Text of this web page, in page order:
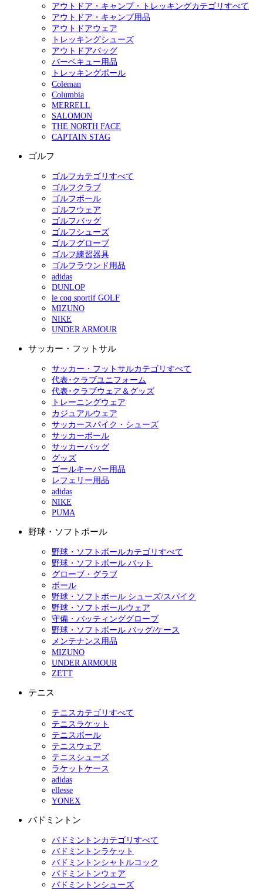
アウトドア・キャンプ・トレッキングカテゴリすべて
アウトドア・キャンプ用品
アウトドアウェア
トレッキングシューズ
アウトドアバッグ
バーベキュー用品
トレッキングポール
Coleman
Columbia
MERRELL
SALOMON
THE NORTH FACE
CAPTAIN STAG
ゴルフ
ゴルフカテゴリすべて
ゴルフクラブ
ゴルフボール
ゴルフウェア
ゴルフバッグ
ゴルフシューズ
ゴルフグローブ
ゴルフ練習器具
ゴルフラウンド用品
adidas
DUNLOP
le coq sportif GOLF
MIZUNO
NIKE
UNDER ARMOUR
サッカー・フットサル
サッカー・フットサルカテゴリすべて
代表･クラブユニフォーム
代表･クラブウェア＆グッズ
トレーニングウェア
カジュアルウェア
サッカースパイク・シューズ
サッカーボール
サッカーバッグ
グッズ
ゴールキーパー用品
レフェリー用品
adidas
NIKE
PUMA
野球・ソフトボール
野球・ソフトボールカテゴリすべて
野球・ソフトボール バット
グローブ・グラブ
ボール
野球・ソフトボール シューズ/スパイク
野球・ソフトボールウェア
守備・バッティンググローブ
野球・ソフトボール バッグ/ケース
メンテナンス用品
MIZUNO
UNDER ARMOUR
ZETT
テニス
テニスカテゴリすべて
テニスラケット
テニスボール
テニスウェア
テニスシューズ
ラケットケース
adidas
ellesse
YONEX
バドミントン
バドミントンカテゴリすべて
バドミントンラケット
バドミントンシャトルコック
バドミントンウェア
バドミントンシューズ